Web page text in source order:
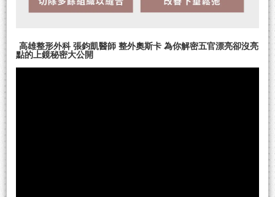
高雄整形外科 張鈞凱醫師 整外奧斯卡 為你解密五官漂亮卻沒亮
點的上鏡秘密大公開